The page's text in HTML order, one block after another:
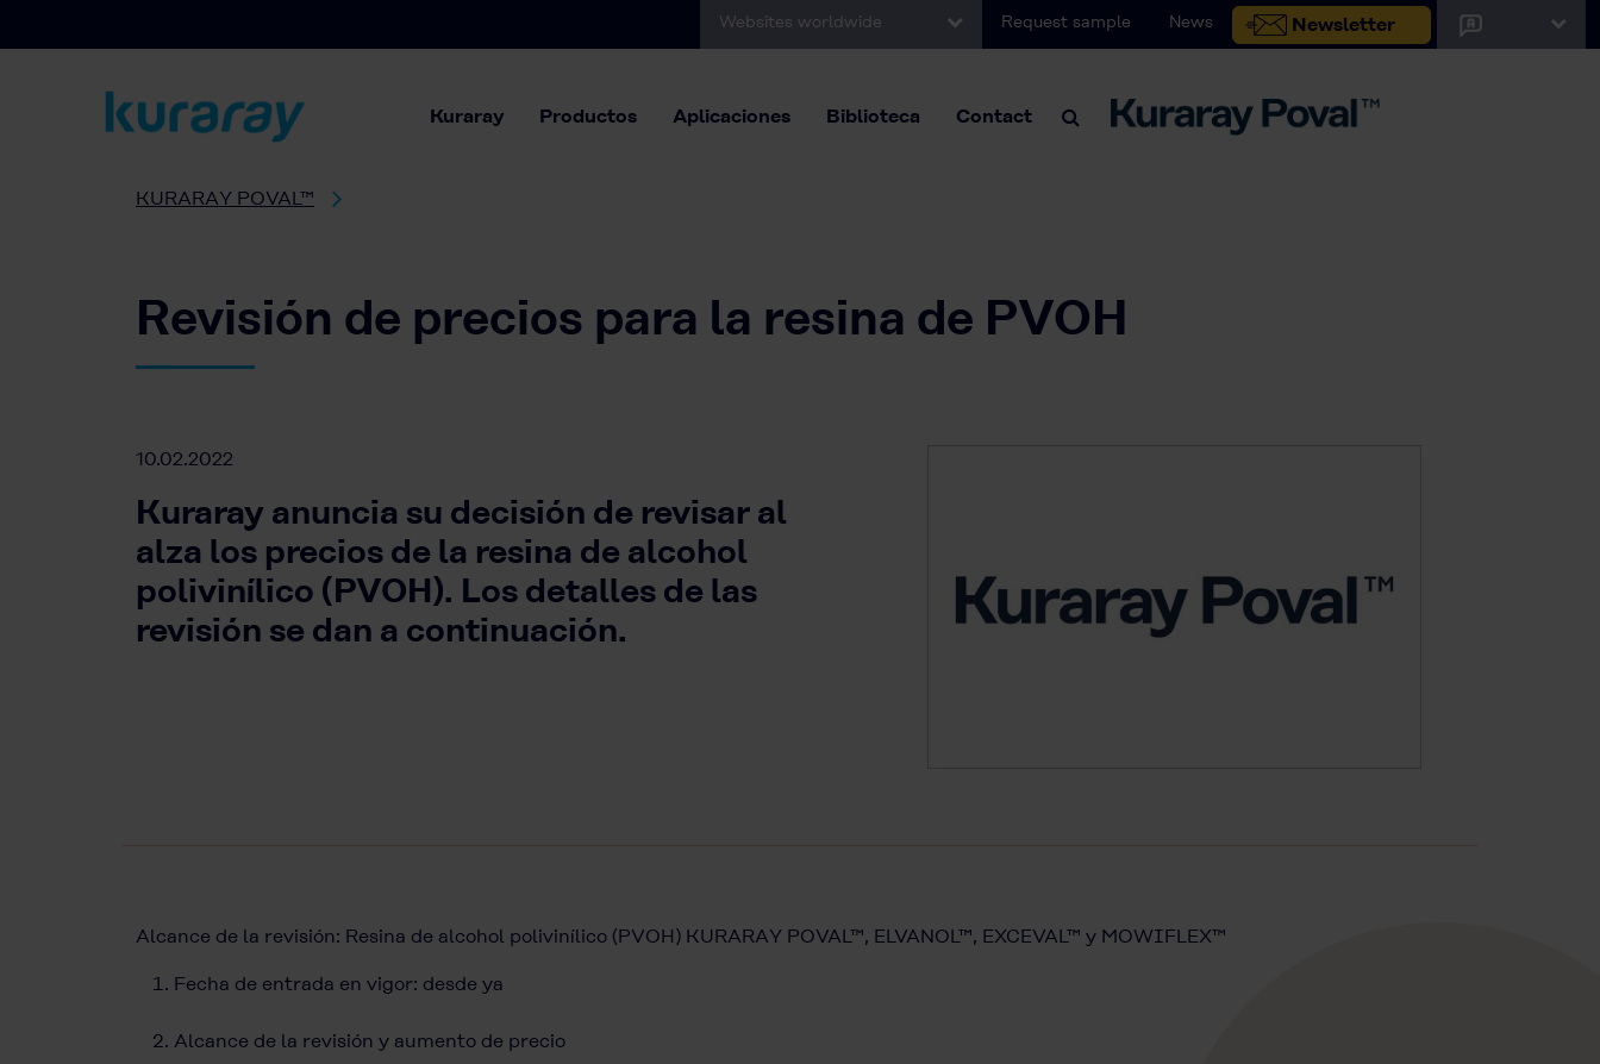
Websites worldwide Request sample News Newsletter
Kuraray Productos Aplicaciones Biblioteca Contact
KURARAY POVAL™
Revisión de precios para la resina de PVOH
10.02.2022
Kuraray anuncia su decisión de revisar al
alza los precios de la resina de alcohol
polivinílico (PVOH). Los detalles de las
revisión se dan a continuación.
Alcance de la revisión: Resina de alcohol polivinílico (PVOH) KURARAY POVAL™, ELVANOL™, EXCEVAL™ y MOWIFLEX™
Fecha de entrada en vigor: desde ya
Alcance de la revisión y aumento de precio